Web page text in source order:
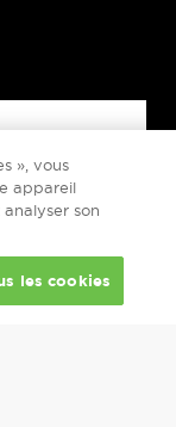
», vous
appareil
son
les cookies